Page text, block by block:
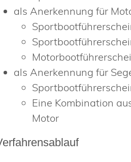
als Anerkennung für
als Anerkennung für
Eine Kombination
Motor